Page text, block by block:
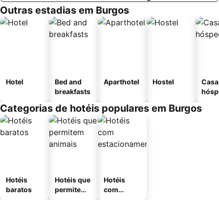
Outras estadias em Burgos
Hotel
Bed and
breakfasts
Aparthotel Hostel
Categorias de hotéis populares em Burgos
Hotéis
baratos
Hotéis que
permitem
Hotéis
com